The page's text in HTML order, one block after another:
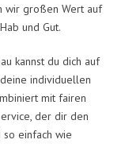
wir großen Wert auf
und Gut.
kannst du dich auf
individuellen
mit fairen
der dir den
so einfach wie